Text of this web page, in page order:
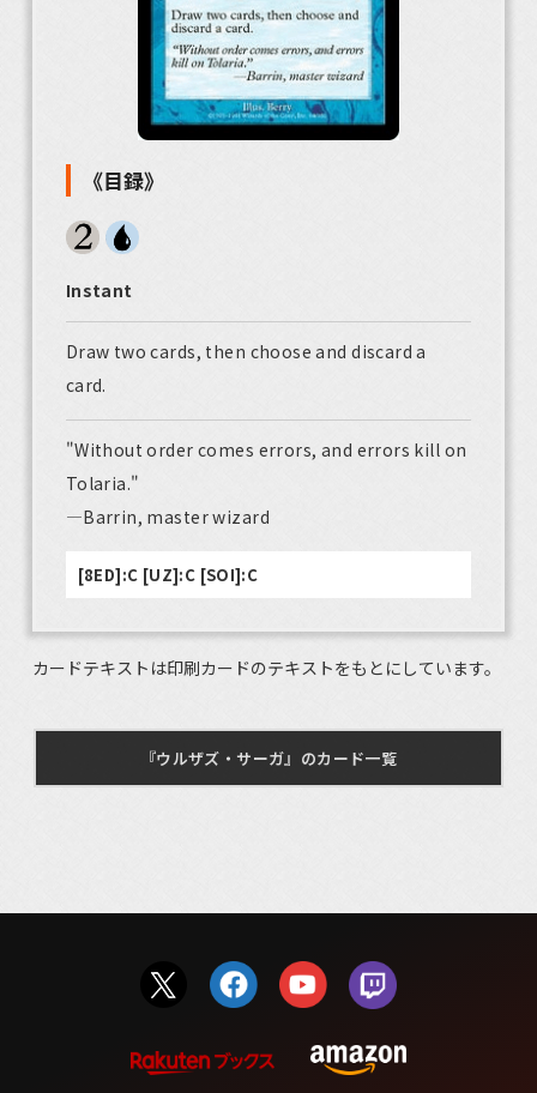
《目録》
Instant
Draw two cards, then choose and discard a
card.
"Without order comes errors, and errors kill on
Tolaria."
—Barrin, master wizard
[8ED]:C [UZ]:C [SOI]:C
カードテキストは印刷カードのテキストをもとにしています。
『ウルザズ・サーガ』のカード一覧